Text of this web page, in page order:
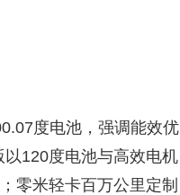
度电池，强调能效优
120度电池与高效电机
零米轻卡百万公里定制